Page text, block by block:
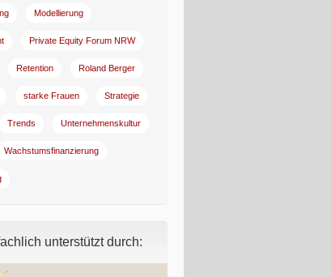
Modellierung
Private Equity Forum NRW
Retention Roland Berger
starke Frauen Strategie
Trends Unternehmenskultur
Wachstumsfinanzierung
unterstützt durch: